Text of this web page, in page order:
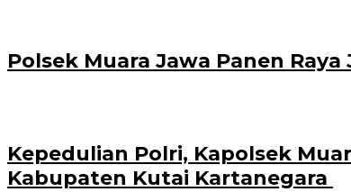
Polsek Muara Jawa Panen
Kepedulian Polri, Kapolsek
Kabupaten Kutai Kartanegara